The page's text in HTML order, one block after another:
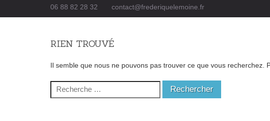
06 88 82 28 32 contact@frederiquelemoine.fr
RIEN TROUVÉ
Il semble que nous ne pouvons pas trouver ce que vous recherchez.
Recherche pour :